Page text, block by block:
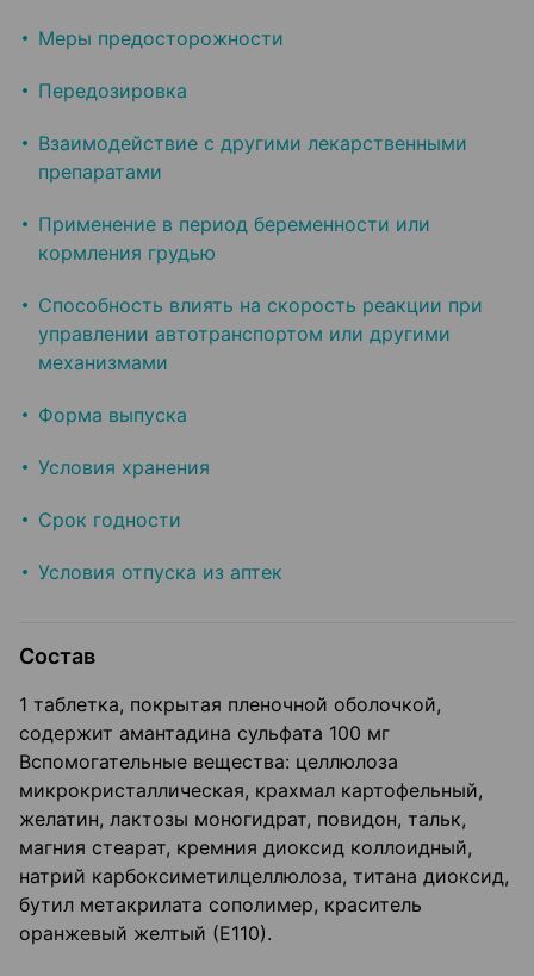
Меры предосторожности
Передозировка
Взаимодействие с другими лекарственными
препаратами
Применение в период беременности или
кормления грудью
Способность влиять на скорость реакции при
управлении автотранспортом или другими
механизмами
Форма выпуска
Условия хранения
Срок годности
Условия отпуска из аптек
Состав
1 таблетка, покрытая пленочной оболочкой,
содержит амантадина сульфата 100 мг
Вспомогательные вещества: целлюлоза
микрокристаллическая, крахмал картофельный,
желатин, лактозы моногидрат, повидон, тальк,
магния стеарат, кремния диоксид коллоидный,
натрий карбоксиметилцеллюлоза, титана диоксид,
бутил метакрилата сополимер, краситель
оранжевый желтый (Е110).